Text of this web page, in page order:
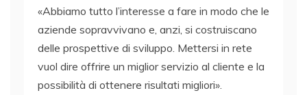
«Abbiamo tutto l’interesse a fare in modo che le
aziende sopravvivano e, anzi, si costruiscano
delle prospettive di sviluppo. Mettersi in rete
vuol dire offrire un miglior servizio al cliente e la
possibilità di ottenere risultati migliori».